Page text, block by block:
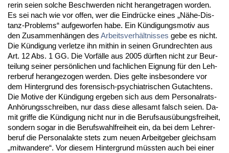
re­rin sei­en sol­che Be­schwer­den nicht her­an­ge­tra­gen wor­den.
Es sei nach wie vor of­fen, wer die Ein­drücke ei­nes „Nähe-Dis­
tanz-Pro­blems“ auf­ge­wor­fen ha­be. Ein Kündi­gungs­mo­tiv aus
den Zu­sam­menhängen des Ar­beits­verhält­nis­ses ge­be es nicht.
Die Kündi­gung ver­let­ze ihn mit­hin in sei­nen Grund­rech­ten aus
Art. 12 Abs. 1 GG. Die Vorfälle aus 2005 dürf­ten nicht zur Be­ur­
tei­lung sei­ner persönli­chen und fach­li­chen Eig­nung für den Leh­
rer­be­ruf her­an­ge­zo­gen wer­den. Dies gel­te ins­be­son­de­re vor
dem Hin­ter­grund des fo­ren­sisch-psych­ia­tri­schen Gut­ach­tens.
Die Mo­ti­ve der Kündi­gung er­ge­ben sich aus dem Per­so­nal­rats-
Anhörungs­schrei­ben, nur dass die­se al­le­samt falsch sei­en. Da­
mit grif­fe die Kündi­gung nicht nur in die Be­rufs­ausübungs­frei­heit,
son­dern so­gar in die Be­rufs­wahl­frei­heit ein, da bei dem Leh­rer­
be­ruf die Per­so­nal­ak­te stets zum neu­en Ar­beit­ge­ber gleich­sam
„mit­wan­de­re“. Vor die­sem Hin­ter­grund müss­ten auch bei ei­ner